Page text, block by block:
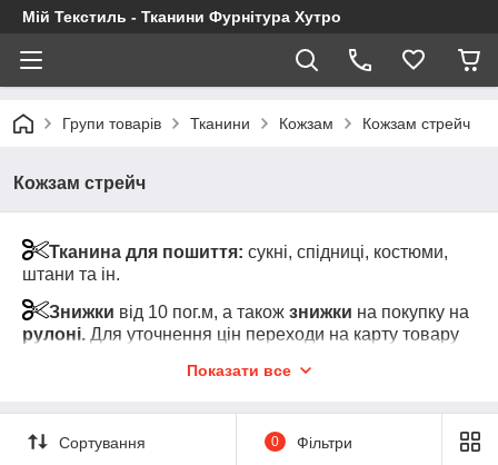
Мій Текстиль - Тканини Фурнітура Хутро
Групи товарів Тканини Кожзам Кожзам стрейч
Кожзам стрейч
Тканина для пошиття: сукні, спідниці, костюми,
штани та ін.
Знижки від 10 пог.м, а також знижки на покупку на
рулоні. Для уточнення цін переходи на карту товару
Увага!Мінімальний відріз тканини від 1-го пог.м
одного кольору
Показати все
Сортування 0 Фільтри